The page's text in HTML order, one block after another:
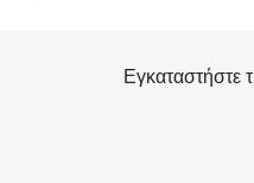
Εγκαταστήστε